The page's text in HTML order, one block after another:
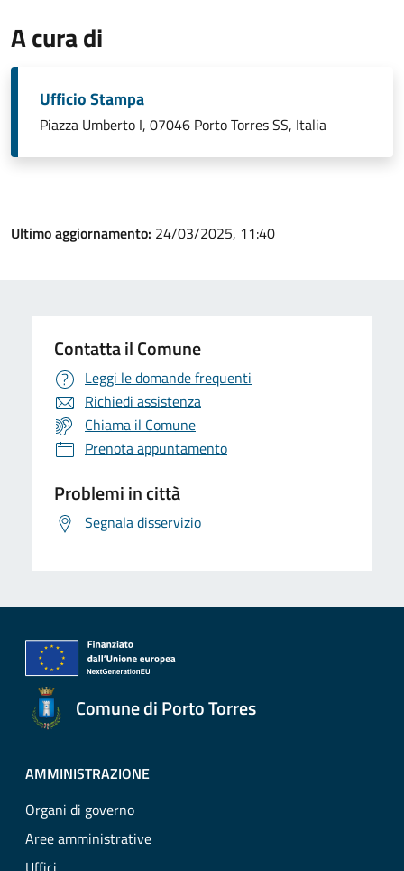
A cura di
Ufficio Stampa
Piazza Umberto I, 07046 Porto Torres SS, Italia
Ultimo aggiornamento: 24/03/2025, 11:40
Contatta il Comune
Leggi le domande frequenti
Richiedi assistenza
Chiama il Comune
Prenota appuntamento
Problemi in città
Segnala disservizio
Comune di Porto Torres
AMMINISTRAZIONE
Organi di governo
Aree amministrative